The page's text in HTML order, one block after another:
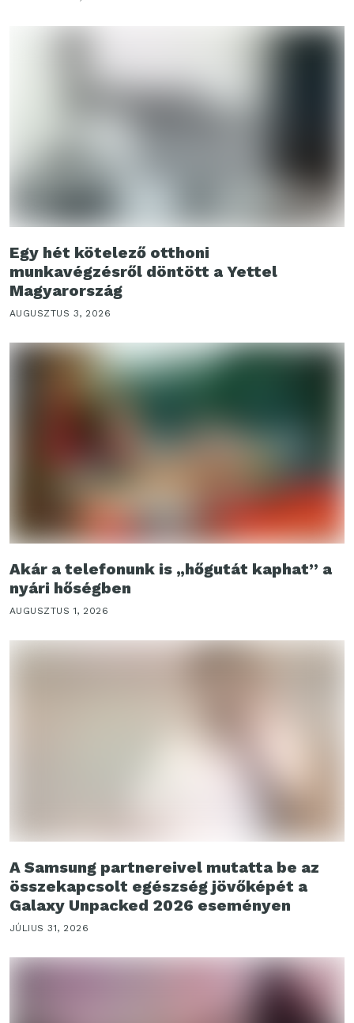
Egy hét kötelező otthoni
munkavégzésről döntött a Yettel
Magyarország
AUGUSZTUS 3, 2026
Akár a telefonunk is „hőgutát kaphat” a
nyári hőségben
AUGUSZTUS 1, 2026
A Samsung partnereivel mutatta be az
összekapcsolt egészség jövőképét a
Galaxy Unpacked 2026 eseményen
JÚLIUS 31, 2026